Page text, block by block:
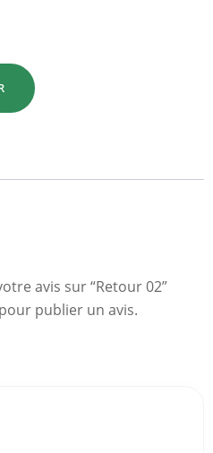
avis sur “Retour 02”
pour publier un avis.